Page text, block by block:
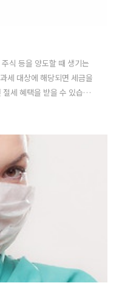
식 등을 양도할 때 생기는
세 대상에 해당되면 세금을
세 혜택을 받을 수 있습니
기 쉽게 정리하겠습니다. 양
에도 포함됩니다. 양도소득
해당 기간 동안 발생한 이
을 납부합니다. HTML 삽입
만 양도소득세 비과세요건
습니다. 1세대가 1주택을